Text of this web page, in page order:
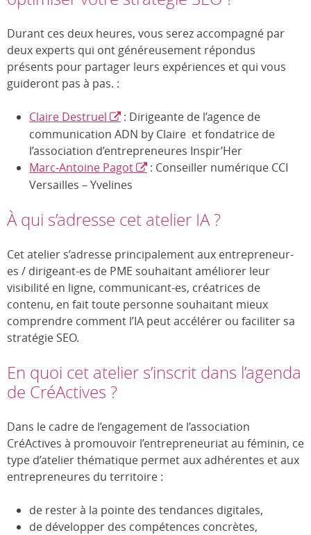
Durant ces deux heures, vous serez accompagné par
deux experts qui ont généreusement répondus
présents pour partager leurs expériences et qui vous
guideront pas à pas. :
Claire Destruel
: Dirigeante de l’agence de
communication ADN by Claire et fondatrice de
l’association d’entrepreneures Inspir’Her
Marc-Antoine Pagot
: Conseiller numérique CCI
Versailles – Yvelines
À qui s’adresse cet atelier IA ?
Cet atelier s’adresse principalement aux entrepreneur-
es / dirigeant-es de PME souhaitant améliorer leur
visibilité en ligne, communicant-es, créatrices de
contenu, en fait toute personne souhaitant mieux
comprendre comment l’IA peut accélérer ou faciliter sa
stratégie SEO.
En quoi cet atelier s’inscrit dans l’agenda
de CréActives ?
Dans le cadre de l’engagement de l’association
CréActives à promouvoir l’entrepreneuriat au féminin, ce
type d’atelier thématique permet aux adhérentes et aux
entrepreneures du territoire :
de rester à la pointe des tendances digitales,
de développer des compétences concrètes,